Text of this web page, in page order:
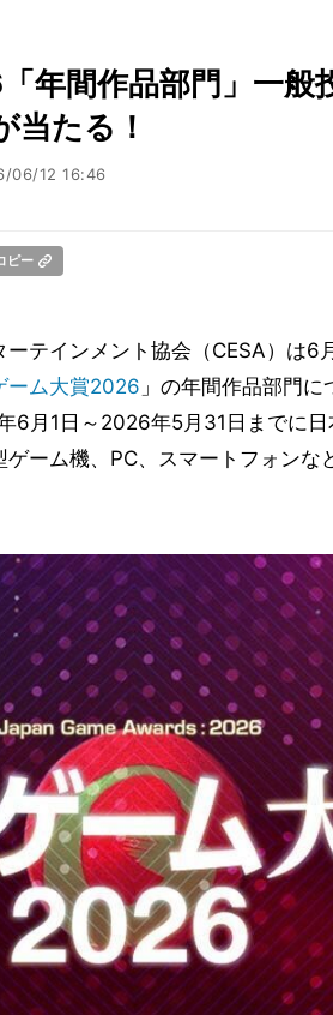
年間作品部門」一
当たる！
06/12 16:46
ピー
テインメント協会（CESA）は6
ーム大賞2026 」の年間作品部門
6月1日～2026年5月31日までに
ーム機、PC、スマートフォンな